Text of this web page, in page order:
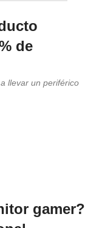
de
llevar un periférico
gamer?